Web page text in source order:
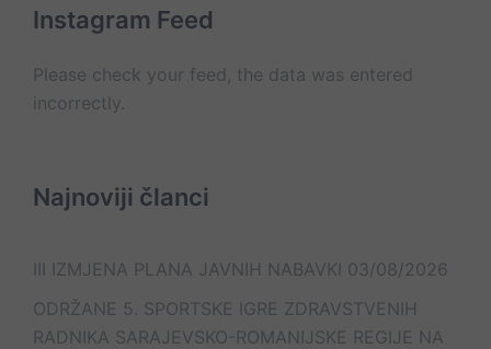
Instagram Feed
Please check your feed, the data was entered
incorrectly.
Najnoviji članci
III IZMJENA PLANA JAVNIH NABAVKI 03/08/2026
ODRŽANE 5. SPORTSKE IGRE ZDRAVSTVENIH
RADNIKA SARAJEVSKO-ROMANIJSKE REGIJE NA